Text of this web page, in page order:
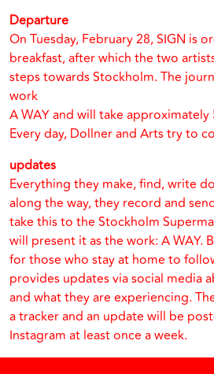
Departure
On Tuesday, February 28, SIGN is
breakfast, after which the two
steps towards Stockholm. The
work
A WAY and will take
Every day, Dollner and Arts try to
updates
Everything they make, find, write
along the way, they record and
take this to the Stockholm
will present it as the work: A WAY.
for those who stay at home to
provides updates via social media
and what they are experiencing.
a tracker and an update will be
Instagram at least once a week.